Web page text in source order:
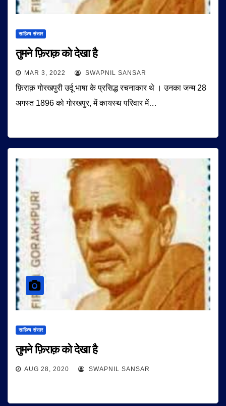
साहित्य संसार
तुमने फ़िराक़ को देखा है
MAR 3, 2022 SWAPNIL SANSAR
फ़िराक़ गोरखपुरी उर्दू भाषा के प्रसिद्ध रचनाकार थे । उनका जन्म 28
अगस्त 1896 को गोरखपुर, में कायस्थ परिवार में…
साहित्य संसार
तुमने फ़िराक़ को देखा है
AUG 28, 2020 SWAPNIL SANSAR